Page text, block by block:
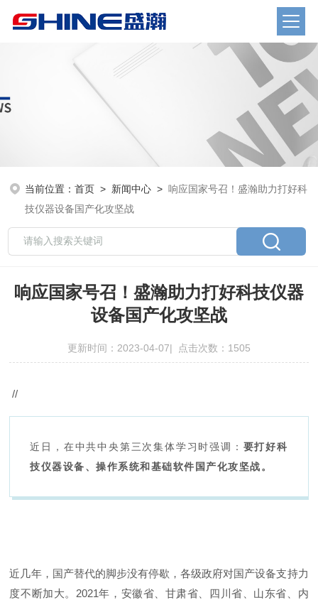
当前位置：首页 > 新闻中心 >响应国家号召！盛瀚助力打好科
技仪器设备国产化攻坚战
响应国家号召！盛瀚助力打好科技仪器
设备国产化攻坚战
更新时间：2023-04-07| 点击次数：1505
//
近日，在中共中央第三次集体学习时强调： 要打好科
技仪器设备、操作系统和基础软件国产化攻坚战。
近几年，国产替代的脚步没有停歇，各级政府对国产设备支持力
度不断加大。2021年，安徽省、甘肃省、四川省、山东省、内